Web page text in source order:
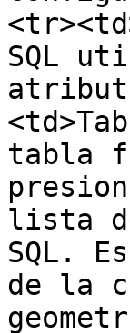
SQL
tabla
lista
SQL.
de la